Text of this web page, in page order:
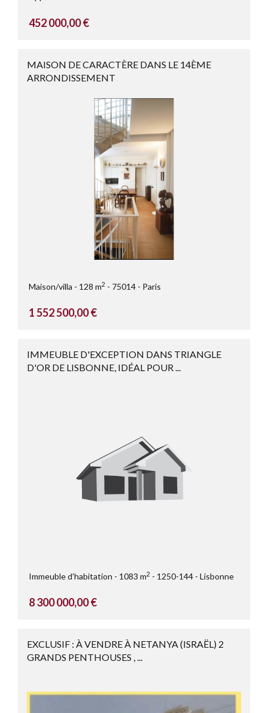
452 000,00 €
MAISON DE CARACTÈRE DANS LE 14ÈME
ARRONDISSEMENT
Maison/villa 128 m2 75014 Paris
1 552 500,00 €
IMMEUBLE D'EXCEPTION DANS TRIANGLE
D'OR DE LISBONNE, IDÉAL POUR ...
Immeuble d’habitation 1083 m2 1250-144 Lisbonne
8 300 000,00 €
EXCLUSIF : À VENDRE À NETANYA (ISRAËL) 2
GRANDS PENTHOUSES , ...